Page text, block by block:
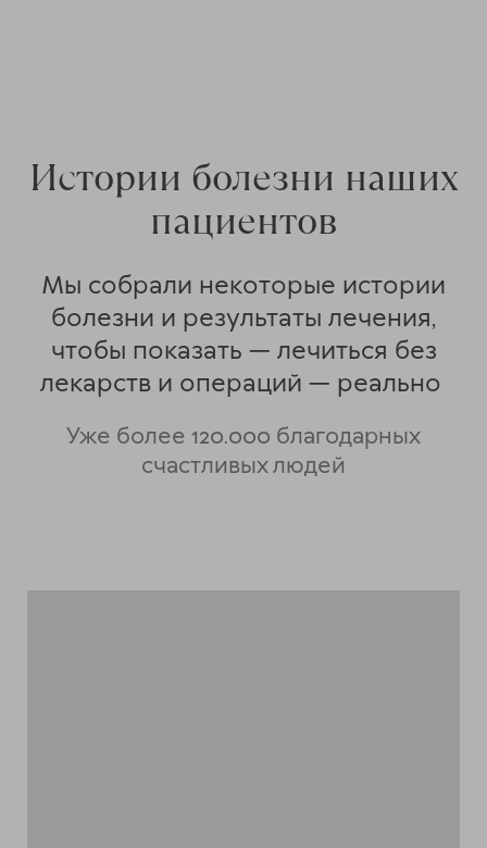
Истории болезни наших
пациентов
Мы собрали некоторые истории
болезни и результаты лечения,
чтобы показать — лечиться без
лекарств и операций — реально
Уже более 120.000 благодарных
счастливых людей